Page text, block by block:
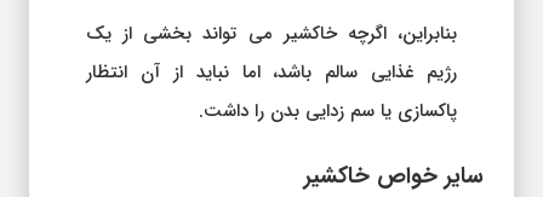
بنابراین، اگرچه خاکشیر می تواند بخشی از یک
رژیم غذایی سالم باشد، اما نباید از آن انتظار
پاکسازی یا سم زدایی بدن را داشت.
سایر خواص خاکشیر